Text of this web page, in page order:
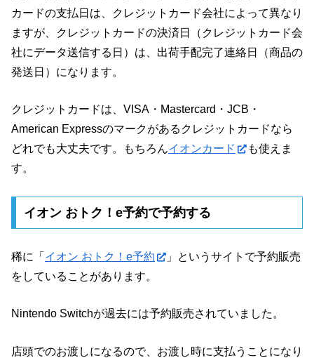
カードの支払日は、クレジットカード会社によって異なり
ますが、クレジットカードの決済日（クレジットカード会
社にデータ送信する日）は、出荷手配完了連絡日（商品の
発送日）になります。
クレジットカードは、VISA・Mastercard・JCB・
American Expressのマークがあるクレジットカードなら
どれでも大丈夫です。もちろんイオンカード
も使えま
す。
イオン おトク！e予約で予約する
稀に「 イオン おトク！e予約
」というサイトで予約販売
をしていることがあります。
Nintendo Switchが過去には予約販売されていました。
店頭でのお渡しになるので、お渡し時に支払うことになり